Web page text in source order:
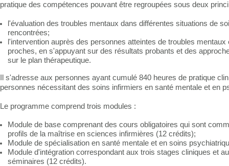
pratique des compétences pouvant être regroupées sous deux
l'évaluation des troubles mentaux dans différentes situations de
rencontrées;
l'intervention auprès des personnes atteintes de troubles mentaux
proches, en s'appuyant sur des résultats probants et des
sur le plan thérapeutique.
Il s'adresse aux personnes ayant cumulé 840 heures de pratique
personnes nécessitant des soins infirmiers en santé mentale et en
Le programme comprend trois modules :
Module de base comprenant des cours obligatoires qui sont
profils de la maîtrise en sciences infirmières (12 crédits);
Module de spécialisation en santé mentale et en soins
Module d'intégration correspondant aux trois stages cliniques et
séminaires (12 crédits).